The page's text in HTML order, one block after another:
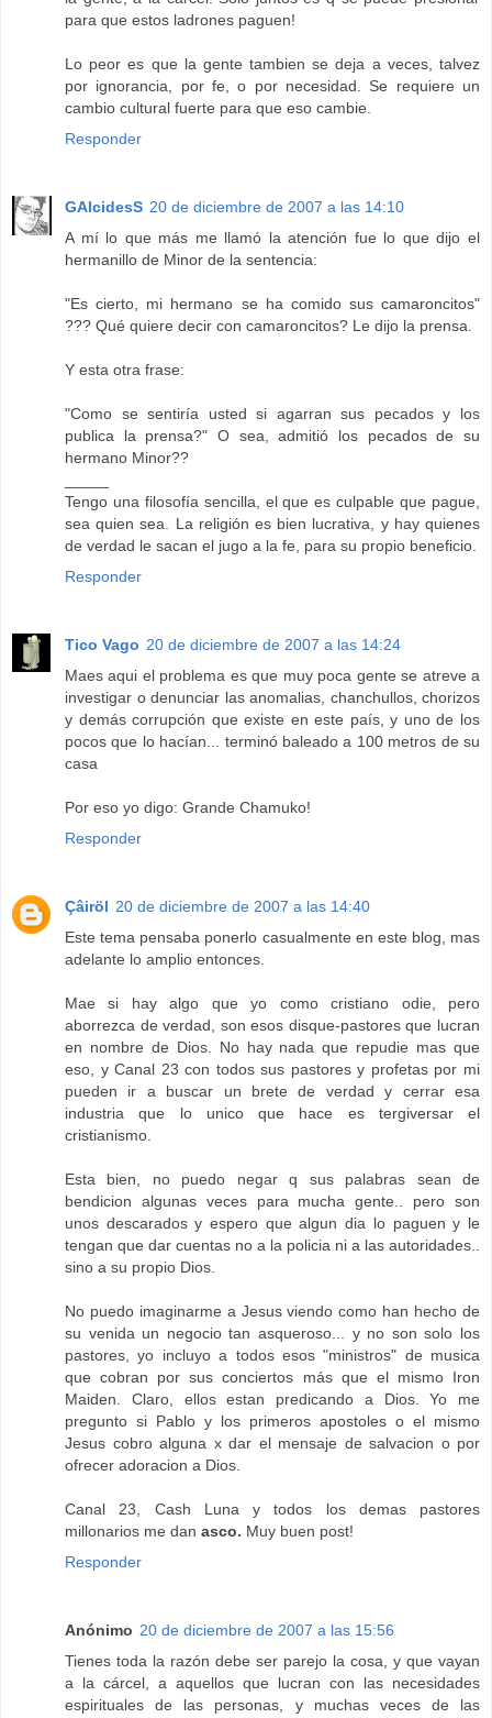
para que estos ladrones paguen!
Lo peor es que la gente tambien se deja a veces, talvez
por ignorancia, por fe, o por necesidad. Se requiere un
cambio cultural fuerte para que eso cambie.
Responder
GAlcidesS 20 de diciembre de 2007 a las 14:10
A mí lo que más me llamó la atención fue lo que dijo el
hermanillo de Minor de la sentencia:
"Es cierto, mi hermano se ha comido sus camaroncitos"
??? Qué quiere decir con camaroncitos? Le dijo la prensa.
Y esta otra frase:
"Como se sentiría usted si agarran sus pecados y los
publica la prensa?" O sea, admitió los pecados de su
hermano Minor??
Tengo una filosofía sencilla, el que es culpable que pague,
sea quien sea. La religión es bien lucrativa, y hay quienes
de verdad le sacan el jugo a la fe, para su propio beneficio.
Responder
Tico Vago 20 de diciembre de 2007 a las 14:24
Maes aqui el problema es que muy poca gente se atreve a
investigar o denunciar las anomalias, chanchullos, chorizos
y demás corrupción que existe en este país, y uno de los
pocos que lo hacían... terminó baleado a 100 metros de su
casa
Por eso yo digo: Grande Chamuko!
Responder
Çâiröl 20 de diciembre de 2007 a las 14:40
Este tema pensaba ponerlo casualmente en este blog, mas
adelante lo amplio entonces.
Mae si hay algo que yo como cristiano odie, pero
aborrezca de verdad, son esos disque-pastores que lucran
en nombre de Dios. No hay nada que repudie mas que
eso, y Canal 23 con todos sus pastores y profetas por mi
pueden ir a buscar un brete de verdad y cerrar esa
industria que lo unico que hace es tergiversar el
cristianismo.
Esta bien, no puedo negar q sus palabras sean de
bendicion algunas veces para mucha gente.. pero son
unos descarados y espero que algun dia lo paguen y le
tengan que dar cuentas no a la policia ni a las autoridades..
sino a su propio Dios.
No puedo imaginarme a Jesus viendo como han hecho de
su venida un negocio tan asqueroso... y no son solo los
pastores, yo incluyo a todos esos "ministros" de musica
que cobran por sus conciertos más que el mismo Iron
Maiden. Claro, ellos estan predicando a Dios. Yo me
pregunto si Pablo y los primeros apostoles o el mismo
Jesus cobro alguna x dar el mensaje de salvacion o por
ofrecer adoracion a Dios.
Canal 23, Cash Luna y todos los demas pastores
millonarios me dan asco. Muy buen post!
Responder
Anónimo 20 de diciembre de 2007 a las 15:56
Tienes toda la razón debe ser parejo la cosa, y que vayan
a la cárcel, a aquellos que lucran con las necesidades
espirituales de las personas, y muchas veces de las